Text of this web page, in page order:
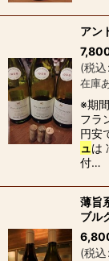
アン
(税込:
在庫
※期
フラ
円安
ュは
付…
薄旨
ブル
(税込: